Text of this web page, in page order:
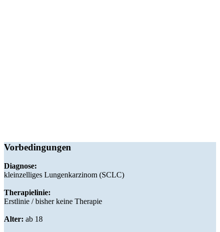
Vorbedingungen
Diagnose:
kleinzelliges Lungenkarzinom (SCLC)
Therapielinie:
Erstlinie / bisher keine Therapie
Alter: ab 18